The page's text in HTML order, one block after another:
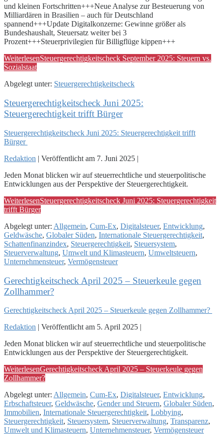
und kleinen Fortschritten+++Neue Analyse zur Besteuerung von
Milliardären in Brasilien – auch für Deutschland
spannend+++Update Digitalkonzerne: Gewinne größer als
Bundeshaushalt, Steuersatz weiter bei 3
Prozent+++Steuerprivilegien für Billigflüge kippen+++
WeiterlesenSteuergerechtigkeitscheck September 2025: Steuern vs.
Sozialstaat
Abgelegt unter: Steuergerechtigkeitscheck
Steuergerechtigkeitscheck Juni 2025:
Steuergerechtigkeit trifft Bürger
Steuergerechtigkeitscheck Juni 2025: Steuergerechtigkeit trifft
Bürger
Redaktion | Veröffentlicht am 7. Juni 2025 |
Jeden Monat blicken wir auf steuerrechtliche und steuerpolitische
Entwicklungen aus der Perspektive der Steuergerechtigkeit.
WeiterlesenSteuergerechtigkeitscheck Juni 2025: Steuergerechtigkeit
trifft Bürger
Abgelegt unter: Allgemein, Cum-Ex, Digitalsteuer, Entwicklung,
Geldwäsche, Globaler Süden, Internationale Steuergerechtigkeit,
Schattenfinanzindex, Steuergerechtigkeit, Steuersystem,
Steuerverwaltung, Umwelt und Klimasteuern, Umweltsteuern,
Unternehmensteuer, Vermögensteuer
Gerechtigkeitscheck April 2025 – Steuerkeule gegen
Zollhammer?
Gerechtigkeitscheck April 2025 – Steuerkeule gegen Zollhammer?
Redaktion | Veröffentlicht am 5. April 2025 |
Jeden Monat blicken wir auf steuerrechtliche und steuerpolitische
Entwicklungen aus der Perspektive der Steuergerechtigkeit.
WeiterlesenGerechtigkeitscheck April 2025 – Steuerkeule gegen
Zollhammer?
Abgelegt unter: Allgemein, Cum-Ex, Digitalsteuer, Entwicklung,
Erbschaftsteuer, Geldwäsche, Gender und Steuern, Globaler Süden,
Immobilien, Internationale Steuergerechtigkeit, Lobbying,
Steuergerechtigkeit, Steuersystem, Steuerverwaltung, Transparenz,
Umwelt und Klimasteuern, Unternehmensteuer, Vermögensteuer